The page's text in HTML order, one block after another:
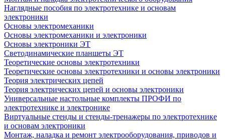
Наглядные пособия по электротехнике и основам
электроники
Основы электромеханики
Основы электромеханики и электроники
Основы электроники ЭТ
Светодинамические планшеты ЭТ
Теоретические основы электротехники
Теоретические основы электротехники и основы электроники
Теория электрических цепей
Теория электрических цепей и основы электроники
Универсальные настольные комплекты ПРОФИ по
электротехнике и электронике
Виртуальные стенды и стенды-тренажеры по электротехнике
и основам электроники
Монтаж, наладка и ремонт электрооборудования, приводов и